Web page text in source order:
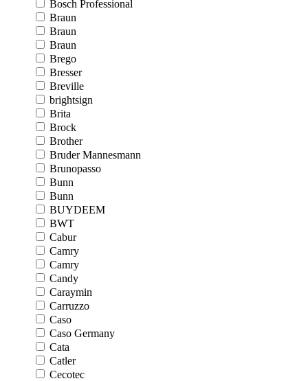
Bosch Professional
Braun
Braun
Braun
Brego
Bresser
Breville
brightsign
Brita
Brock
Brother
Bruder Mannesmann
Brunopasso
Bunn
Bunn
BUYDEEM
BWT
Cabur
Camry
Camry
Candy
Caraymin
Carruzzo
Caso
Caso Germany
Cata
Catler
Cecotec